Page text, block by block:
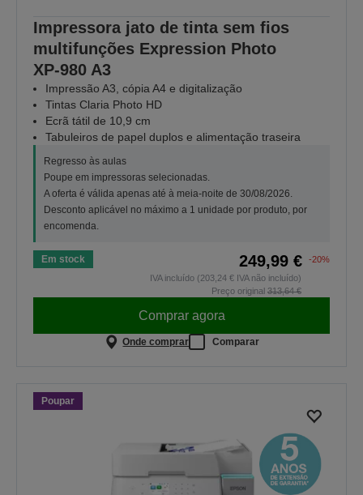
Impressora jato de tinta sem fios
multifunções Expression Photo
XP‑980 A3
Impressão A3, cópia A4 e digitalização
Tintas Claria Photo HD
Ecrã tátil de 10,9 cm
Tabuleiros de papel duplos e alimentação traseira
Regresso às aulas
Poupe em impressoras selecionadas.
A oferta é válida apenas até à meia-noite de 30/08/2026.
Desconto aplicável no máximo a 1 unidade por produto, por
encomenda.
Em stock 249,99 €
-20%
IVA incluído (203,24 € IVA não incluído)
Preço original 313,64 €
Comprar agora
Onde comprar Comparar
Poupar